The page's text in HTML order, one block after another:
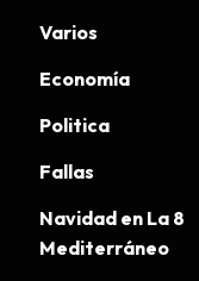
Varios
Economía
Politica
Fallas
Navidad en La 8
Mediterráneo